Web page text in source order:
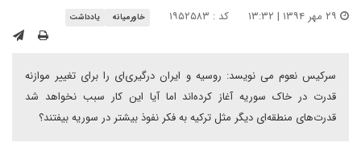
کد : ۱۹۵۲۵۸۳ خاورمیانه یادداشت
سرکیس نعوم می نویسد: روسیه و ایران درگیری‌ای را برای تغییر موازنه
قدرت در خاک سوریه آغاز کرده‌اند اما آیا این کار سبب نخواهد شد
قدرت‌های منطقه‌ای دیگر مثل ترکیه به فکر نفوذ بیشتر در سوریه بیفتند؟